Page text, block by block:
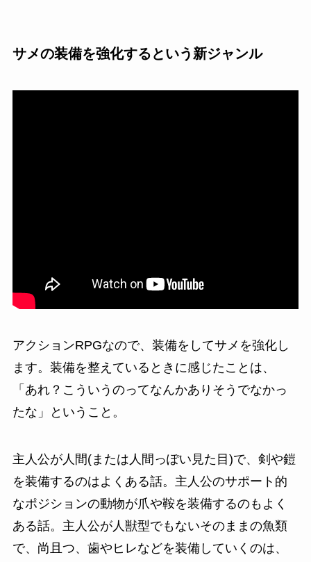
サメの装備を強化するという新ジャンル
アクションRPGなので、装備をしてサメを強化し
ます。装備を整えているときに感じたことは、
「あれ？こういうのってなんかありそうでなかっ
たな」
ということ。
主人公が人間(または人間っぽい見た目)で、剣や鎧
を装備するのはよくある話。主人公のサポート的
なポジションの動物が爪や鞍を装備するのもよく
ある話。主人公が人獣型でもないそのままの魚類
で、尚且つ、歯やヒレなどを装備していくのは、